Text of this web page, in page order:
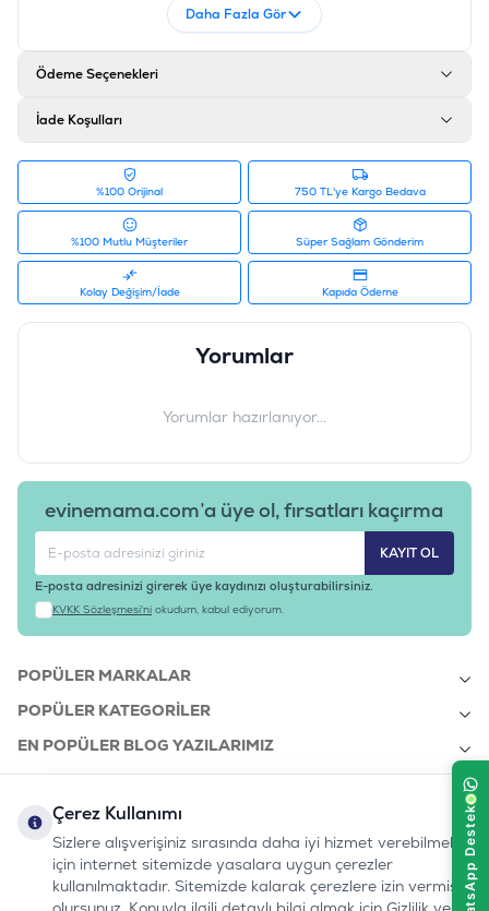
Daha Fazla Gör
Ödeme Seçenekleri
İade Koşulları
%100 Orijinal 750 TL'ye Kargo Bedava
%100 Mutlu Müşteriler Süper Sağlam Gönderim
Kolay Değişim/İade Kapıda Ödeme
Yorumlar
Yorumlar hazırlanıyor...
evinemama.com’a üye ol, fırsatları kaçırma
KAYIT OL
E-posta adresinizi girerek üye kaydınızı oluşturabilirsiniz.
KVKK Sözleşmesi'ni okudum, kabul ediyorum.
POPÜLER MARKALAR
POPÜLER KATEGORILER
EN POPÜLER BLOG YAZILARIMIZ
KURUMSAL
bizi takip edin:
Çerez Kullanımı
Sizlere alışverişiniz sırasında daha iyi hizmet verebilmek
için internet sitemizde yasalara uygun çerezler
kullanılmaktadır. Sitemizde kalarak çerezlere izin vermiş